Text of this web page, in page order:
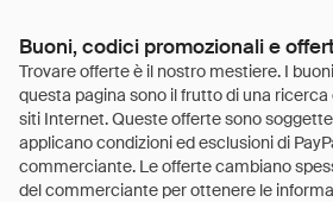
Buoni, codici promozionali e